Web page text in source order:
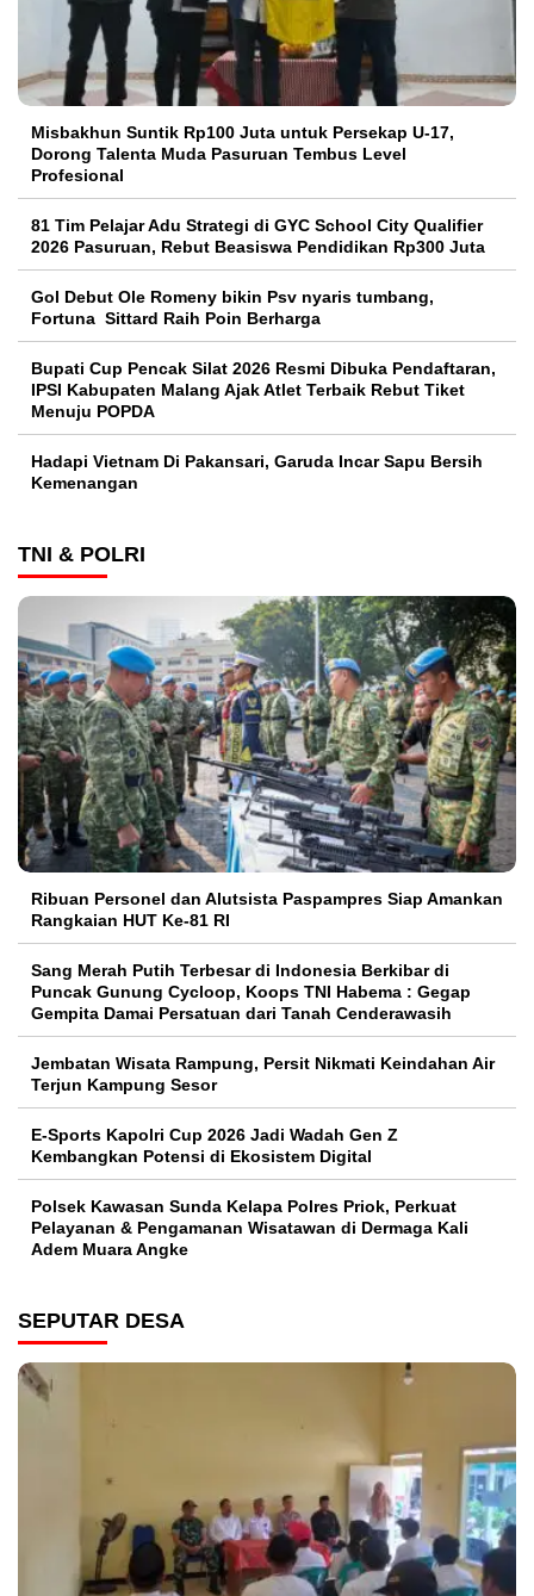
Misbakhun Suntik Rp100 Juta untuk Persekap U-17,
Dorong Talenta Muda Pasuruan Tembus Level
Profesional
81 Tim Pelajar Adu Strategi di GYC School City Qualifier
2026 Pasuruan, Rebut Beasiswa Pendidikan Rp300 Juta
Gol Debut Ole Romeny bikin Psv nyaris tumbang,
Fortuna Sittard Raih Poin Berharga
Bupati Cup Pencak Silat 2026 Resmi Dibuka Pendaftaran,
IPSI Kabupaten Malang Ajak Atlet Terbaik Rebut Tiket
Menuju POPDA
Hadapi Vietnam Di Pakansari, Garuda Incar Sapu Bersih
Kemenangan
TNI & POLRI
Ribuan Personel dan Alutsista Paspampres Siap Amankan
Rangkaian HUT Ke-81 RI
Sang Merah Putih Terbesar di Indonesia Berkibar di
Puncak Gunung Cycloop, Koops TNI Habema : Gegap
Gempita Damai Persatuan dari Tanah Cenderawasih
Jembatan Wisata Rampung, Persit Nikmati Keindahan Air
Terjun Kampung Sesor
E-Sports Kapolri Cup 2026 Jadi Wadah Gen Z
Kembangkan Potensi di Ekosistem Digital
Polsek Kawasan Sunda Kelapa Polres Priok, Perkuat
Pelayanan & Pengamanan Wisatawan di Dermaga Kali
Adem Muara Angke
SEPUTAR DESA